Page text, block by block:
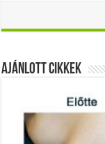
Ajánlott Cikkek